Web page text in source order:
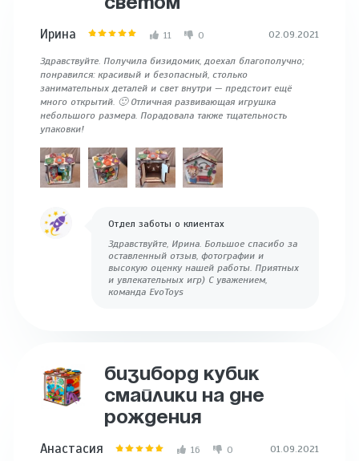
СВЕТОМ
Ирина 11 0 02.09.2021
Здравствуйте. Получила бизидомик, доехал благополучно;
понравился: красивый и безопасный, столько
занимательных деталей и свет внутри — предстоит ещё
много открытий. 🙂 Отличная развивающая игрушка
небольшого размера. Порадовала также тщательность
упаковки!
Отдел заботы о клиентах
Здравствуйте, Ирина. Большое спасибо за
оставленный отзыв, фотографии и
высокую оценку нашей работы. Приятных
и увлекательных игр) С уважением,
команда EvoToys
БИЗИБОРД КУБИК
СМАЙЛИКИ НА ДНЕ
РОЖДЕНИЯ
Анастасия 16 0 01.09.2021